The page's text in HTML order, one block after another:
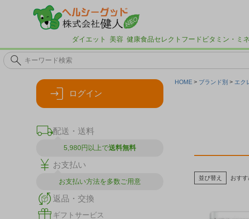
ダイエット 美容 健康食品セレクトフード ビタミン・ミ
ログイン
配送・送料
5,980円以上で送料無料
お支払い
お支払い方法を多数ご用意
返品・交換
ギフトサービス
HOME ブランド別 エク
並び替え おす